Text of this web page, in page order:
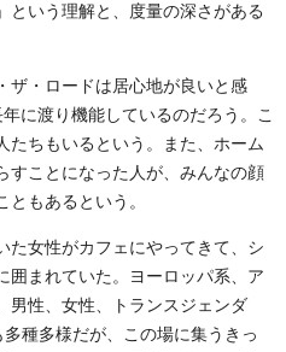
という理解と、度量の深さがある
ザ・ロードは居心地が良いと感
に渡り機能しているのだろう。こ
たちもいるという。また、ホーム
すことになった人が、みんなの顔
もあるという。
た女性がカフェにやってきて、シ
囲まれていた。ヨーロッパ系、ア
男性、女性、トランスジェンダ
種多様だが、この場に集うきっ